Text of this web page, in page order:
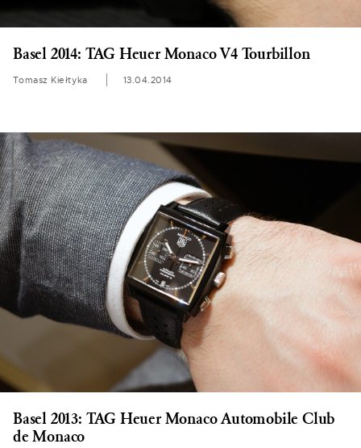
Basel 2014: TAG Heuer Monaco V4 Tourbillon
Tomasz Kiełtyka 13.04.2014
Basel 2013: TAG Heuer Monaco Automobile Club
de Monaco